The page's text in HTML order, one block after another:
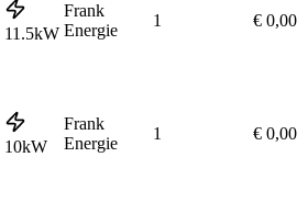
11.5kW
Frank
Energie
1 € 0,00
10kW
Frank
Energie
1 € 0,00